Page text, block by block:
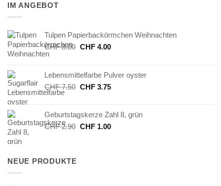
IM ANGEBOT
Tulpen Papierbackörmchen Weihnachten
CHF8.00 Ursprünglicher
CHF 8.00
CHF4.00Aktueller
CHF 4.00.
Lebensmittelfarbe Pulver oyster
CHF7.50 Ursprünglicher
CHF 7.50
CHF3.75Aktueller
CHF 3.75.
Geburtstagskerze Zahl 8, grün
CHF2.90 Ursprünglicher
CHF1.00Aktueller
NEUE PRODUKTE